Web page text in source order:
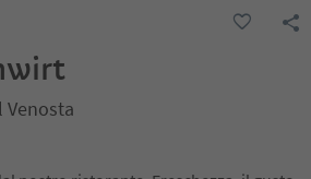
Venosta